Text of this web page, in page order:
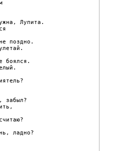
Лупита.
поздно.
боялся.
забыл?
ладно?